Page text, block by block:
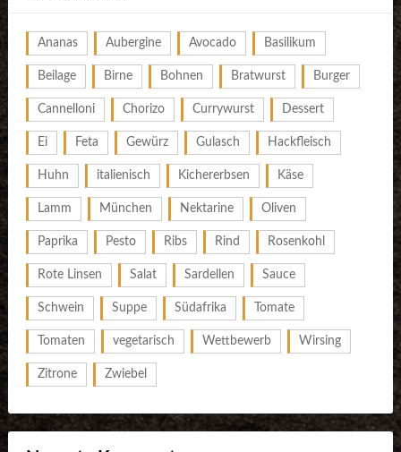
Ananas Aubergine Avocado Basilikum
Beilage Birne Bohnen Bratwurst Burger
Cannelloni Chorizo Currywurst Dessert
Ei Feta Gewürz Gulasch Hackfleisch
Huhn italienisch Kichererbsen Käse
Lamm München Nektarine Oliven
Paprika Pesto Ribs Rind Rosenkohl
Rote Linsen Salat Sardellen Sauce
Schwein Suppe Südafrika Tomate
Tomaten vegetarisch Wettbewerb Wirsing
Zitrone Zwiebel